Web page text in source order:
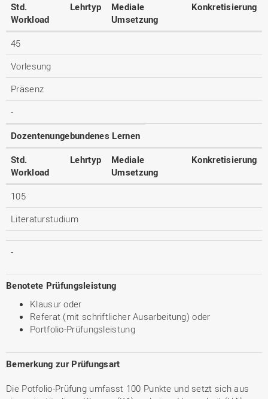
Std.
Workload
Lehrtyp
Mediale
Umsetzung
Konkretisierung
45
Vorlesung
Präsenz
-
Dozentenungebundenes Lernen
Std.
Workload
Lehrtyp
Mediale
Umsetzung
Konkretisierung
105
Literaturstudium
-
Benotete Prüfungsleistung
Klausur oder
Referat (mit schriftlicher Ausarbeitung) oder
Portfolio-Prüfungsleistung
Bemerkung zur Prüfungsart
Die Potfolio-Prüfung umfasst 100 Punkte und setzt sich aus